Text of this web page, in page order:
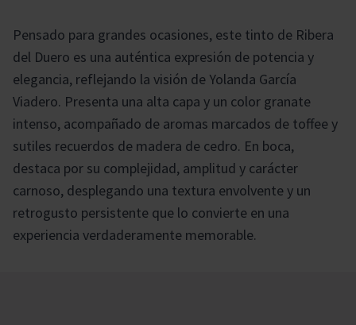
Pensado para grandes ocasiones, este tinto de Ribera
del Duero es una auténtica expresión de potencia y
elegancia, reflejando la visión de Yolanda García
Viadero. Presenta una alta capa y un color granate
intenso, acompañado de aromas marcados de toffee y
sutiles recuerdos de madera de cedro. En boca,
destaca por su complejidad, amplitud y carácter
carnoso, desplegando una textura envolvente y un
retrogusto persistente que lo convierte en una
experiencia verdaderamente memorable.